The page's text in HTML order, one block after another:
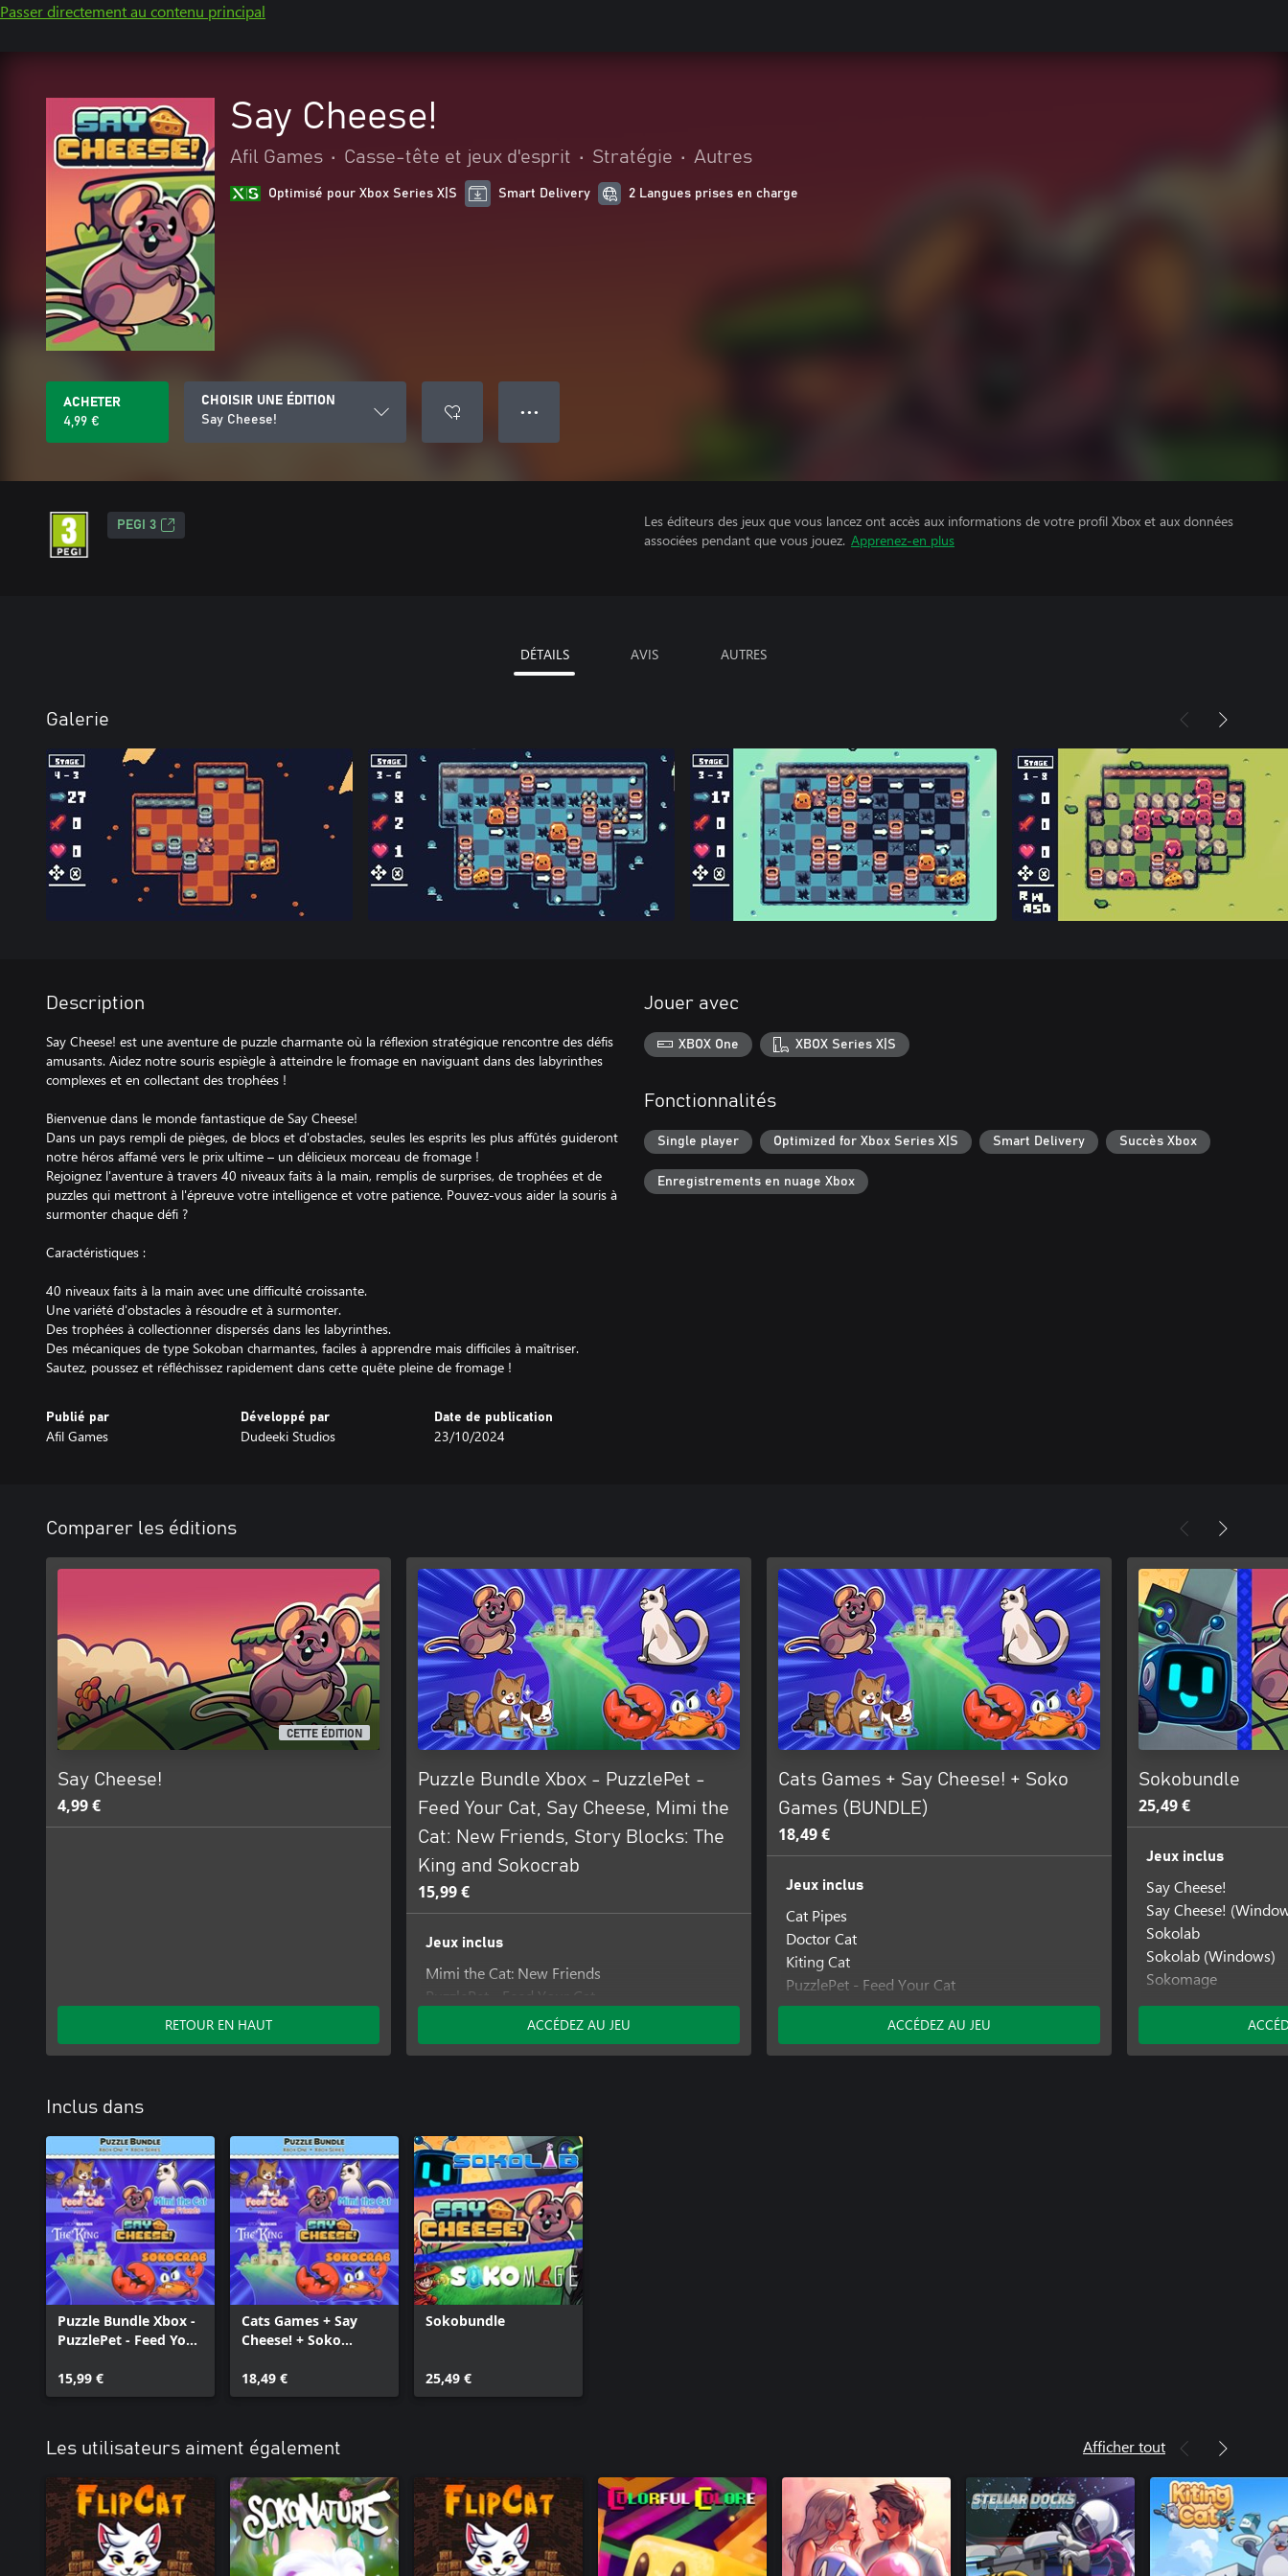
Passer directement au contenu principal
Say Cheese!
Afil Games • Casse-tête et jeux d'esprit • Stratégie • Autres
Optimisé pour Xbox Series X|S Smart Delivery 2 Langues prises en charge
ACHETER
4,99 €
CHOISIR UNE ÉDITION
Say Cheese!
● ● ●
PEGI 3
Les éditeurs des jeux que vous lancez ont accès aux informations de votre profil Xbox et aux données
associées pendant que vous jouez. Apprenez-en plus
DÉTAILS AVIS AUTRES
Galerie
Description
Say Cheese! est une aventure de puzzle charmante où la réflexion stratégique rencontre des défis
amusants. Aidez notre souris espiègle à atteindre le fromage en naviguant dans des labyrinthes
complexes et en collectant des trophées !
Bienvenue dans le monde fantastique de Say Cheese!
Dans un pays rempli de pièges, de blocs et d'obstacles, seules les esprits les plus affûtés guideront
notre héros affamé vers le prix ultime – un délicieux morceau de fromage !
Rejoignez l'aventure à travers 40 niveaux faits à la main, remplis de surprises, de trophées et de
puzzles qui mettront à l'épreuve votre intelligence et votre patience. Pouvez-vous aider la souris à
surmonter chaque défi ?
Caractéristiques :
40 niveaux faits à la main avec une difficulté croissante.
Une variété d'obstacles à résoudre et à surmonter.
Des trophées à collectionner dispersés dans les labyrinthes.
Des mécaniques de type Sokoban charmantes, faciles à apprendre mais difficiles à maîtriser.
Sautez, poussez et réfléchissez rapidement dans cette quête pleine de fromage !
Publié par
Afil Games
Développé par
Dudeeki Studios
Date de publication
23/10/2024
Jouer avec
XBOX One XBOX Series X|S
Fonctionnalités
Single player Optimized for Xbox Series X|S Smart Delivery Succès Xbox
Enregistrements en nuage Xbox
Comparer les éditions
CETTE ÉDITION
Say Cheese!
4,99 €
RETOUR EN HAUT
Puzzle Bundle Xbox - PuzzlePet -
Feed Your Cat, Say Cheese, Mimi the
Cat: New Friends, Story Blocks: The
King and Sokocrab
15,99 €
Jeux inclus
Mimi the Cat: New Friends
PuzzlePet - Feed Your Cat
Sokocrab
ACCÉDEZ AU JEU
Cats Games + Say Cheese! + Soko
Games (BUNDLE)
18,49 €
Jeux inclus
Cat Pipes
Doctor Cat
Kiting Cat
PuzzlePet - Feed Your Cat
Say Cheese!
Sokomage
ACCÉDEZ AU JEU
Sokobundle
25,49 €
Jeux inclus
Say Cheese!
Say Cheese!
Sokolab
Sokolab (Windows)
Sokomage
Sokomage
Inclus dans
Puzzle Bundle Xbox -
PuzzlePet - Feed Your
the Cat: New Friends,
Story Blocks: The
15,99 €
Cats Games + Say
Cheese! + Soko
18,49 €
Sokobundle
25,49 €
Les utilisateurs aiment également Afficher tout